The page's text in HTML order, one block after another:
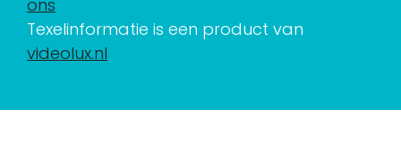
ons
Texelinformatie is een product van
videolux.nl